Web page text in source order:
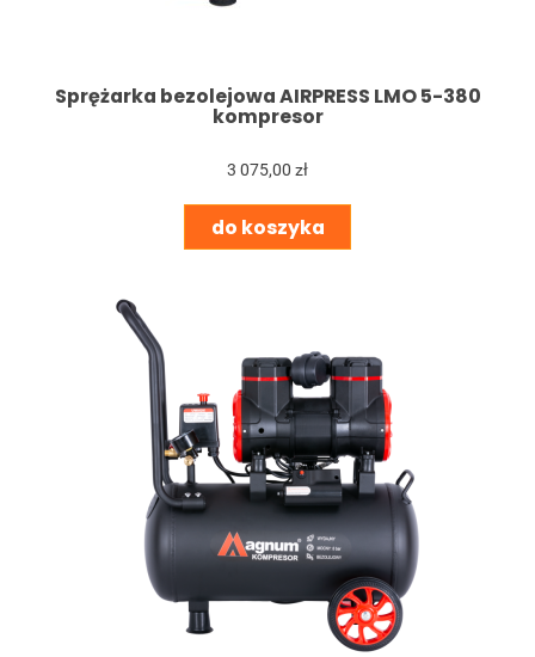
Sprężarka bezolejowa AIRPRESS LMO 5-380
kompresor
3 075,00 zł
do koszyka